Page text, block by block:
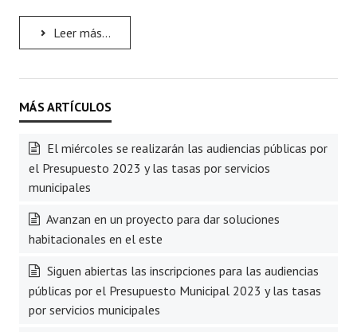
Leer más...
El miércoles se realizarán las audiencias públicas por
el Presupuesto 2023 y las tasas por servicios
municipales
Avanzan en un proyecto para dar soluciones
habitacionales en el este
Siguen abiertas las inscripciones para las audiencias
públicas por el Presupuesto Municipal 2023 y las tasas
por servicios municipales